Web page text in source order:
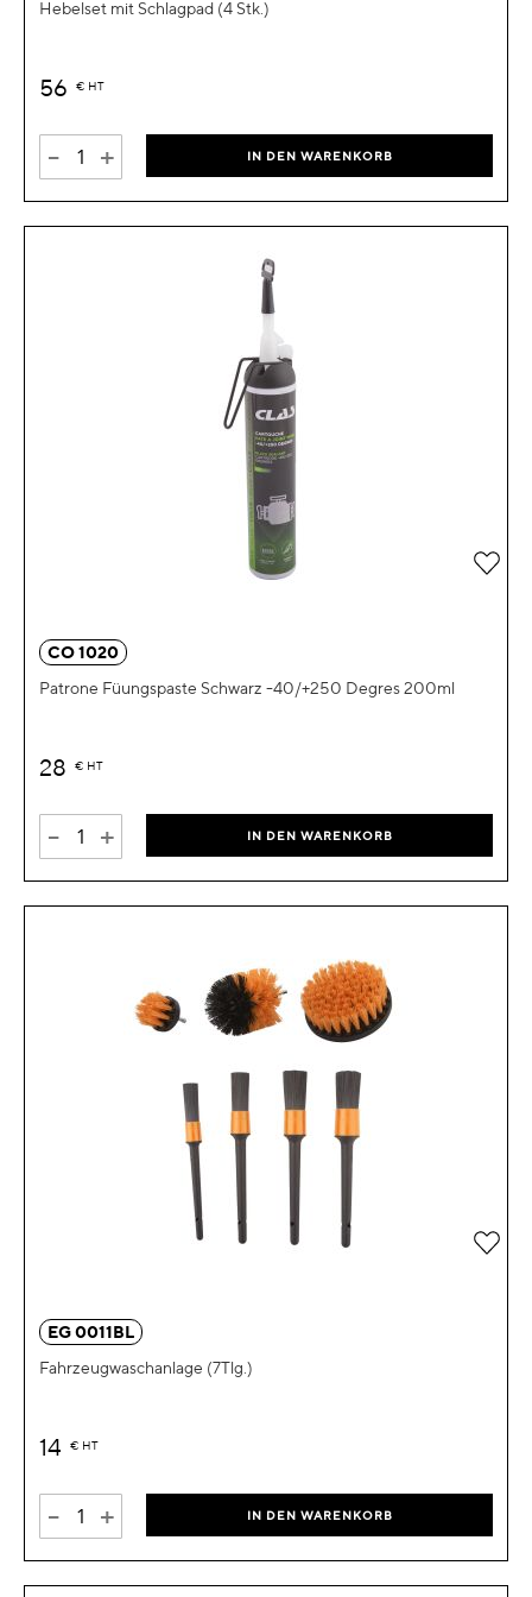
Hebelset mit Schlagpad (4 Stk.)
56 € HT
- + IN DEN WARENKORB
CO 1020
Patrone Füungspaste Schwarz -40/+250 Degres 200ml
28 € HT
- + IN DEN WARENKORB
Zur
EG 0011BL
Fahrzeugwaschanlage (7Tlg.)
14 € HT
- + IN DEN WARENKORB
Zur